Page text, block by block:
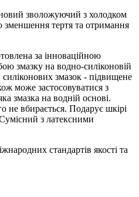
зволожуючий з холодком
зменшення тертя та отримання
за інноваційною
змазку на водно-силіконовій
змазок - підвищене
може застосовуватися з
змазка на водній основі.
не вбирається. Подарує шкірі
з латексними
стандартів якості та